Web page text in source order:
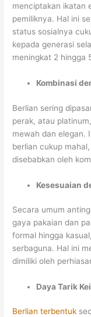
menciptakan ikatan
pemiliknya. Hal ini
status sosialnya
kepada generasi
meningkat 2 hingga
Kombinasi
Berlian sering
perak, atau
mewah dan elegan.
berlian cukup
disebabkan oleh
Kesesuaian
Secara umum
gaya pakaian dan
formal hingga
serbaguna. Hal ini
dimiliki oleh
Daya Tarik
Berlian terbentuk